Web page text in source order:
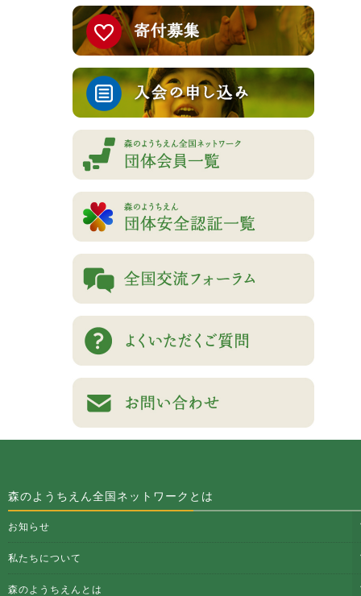
森のようちえん全国ネットワークとは
お知らせ
私たちについて
森のようちえんとは